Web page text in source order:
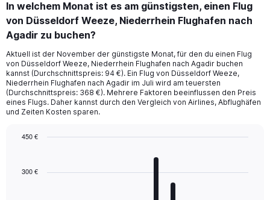
In welchem Monat ist es am günstigsten, einen Flug
von Düsseldorf Weeze, Niederrhein Flughafen nach
Agadir zu buchen?
Aktuell ist der November der günstigste Monat, für den du einen Flug
von Düsseldorf Weeze, Niederrhein Flughafen nach Agadir buchen
kannst (Durchschnittspreis: 94 €). Ein Flug von Düsseldorf Weeze,
Niederrhein Flughafen nach Agadir im Juli wird am teuersten
(Durchschnittspreis: 368 €). Mehrere Faktoren beeinflussen den Preis
eines Flugs. Daher kannst durch den Vergleich von Airlines, Abflughäfen
und Zeiten Kosten sparen.
with
300 €
450 €